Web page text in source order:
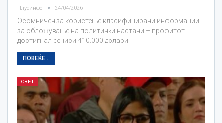
Плусинфо 24/04/2026
Осомничен за користење класифицирани информации
за обложување на политички настани – профитот
достигнал речиси 410.000 долари
ПОВЕЌЕ...
СВЕТ